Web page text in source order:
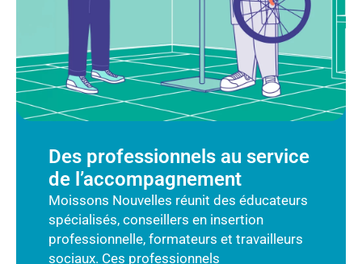
Des professionnels au service
de l’accompagnement
Moissons Nouvelles réunit des éducateurs
spécialisés, conseillers en insertion
professionnelle, formateurs et travailleurs
sociaux. Ces professionnels